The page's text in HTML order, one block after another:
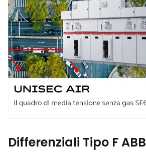
Differenziali Tipo F ABB